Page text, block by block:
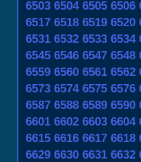
6503 6504 6505 6506
6517 6518 6519 6520
6531 6532 6533 6534
6545 6546 6547 6548
6559 6560 6561 6562
6573 6574 6575 6576
6587 6588 6589 6590
6601 6602 6603 6604
6615 6616 6617 6618
6629 6630 6631 6632